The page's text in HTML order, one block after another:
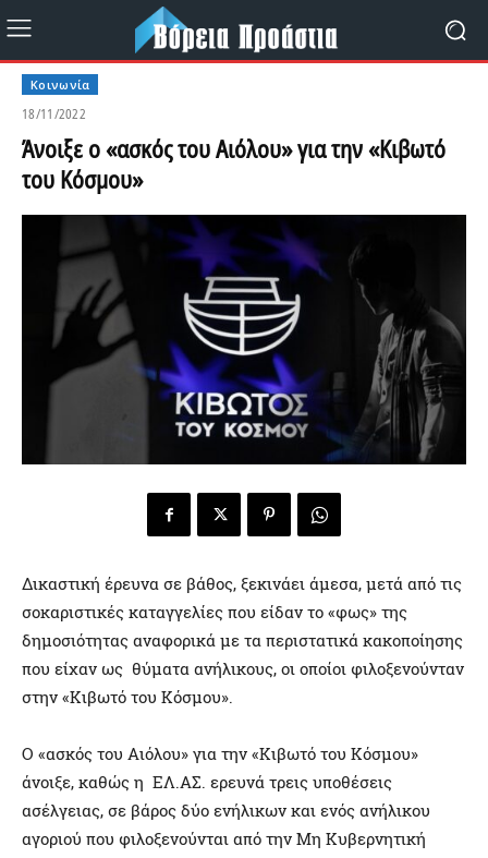
Κοινωνία
18/11/2022
Άνοιξε ο «ασκός του Αιόλου» για την «Κιβωτό
του Κόσμου»
Δικαστική έρευνα σε βάθος, ξεκινάει άμεσα, μετά από τις
σοκαριστικές καταγγελίες που είδαν το «φως» της
δημοσιότητας αναφορικά με τα περιστατικά κακοποίησης
που είχαν ως θύματα ανήλικους, οι οποίοι φιλοξενούνταν
στην «Κιβωτό του Κόσμου».
Ο «ασκός του Αιόλου» για την «Κιβωτό του Κόσμου»
άνοιξε, καθώς η ΕΛ.ΑΣ. ερευνά τρεις υποθέσεις
ασέλγειας, σε βάρος δύο ενήλικων και ενός ανήλικου
αγοριού που φιλοξενούνται από την Μη Κυβερνητική